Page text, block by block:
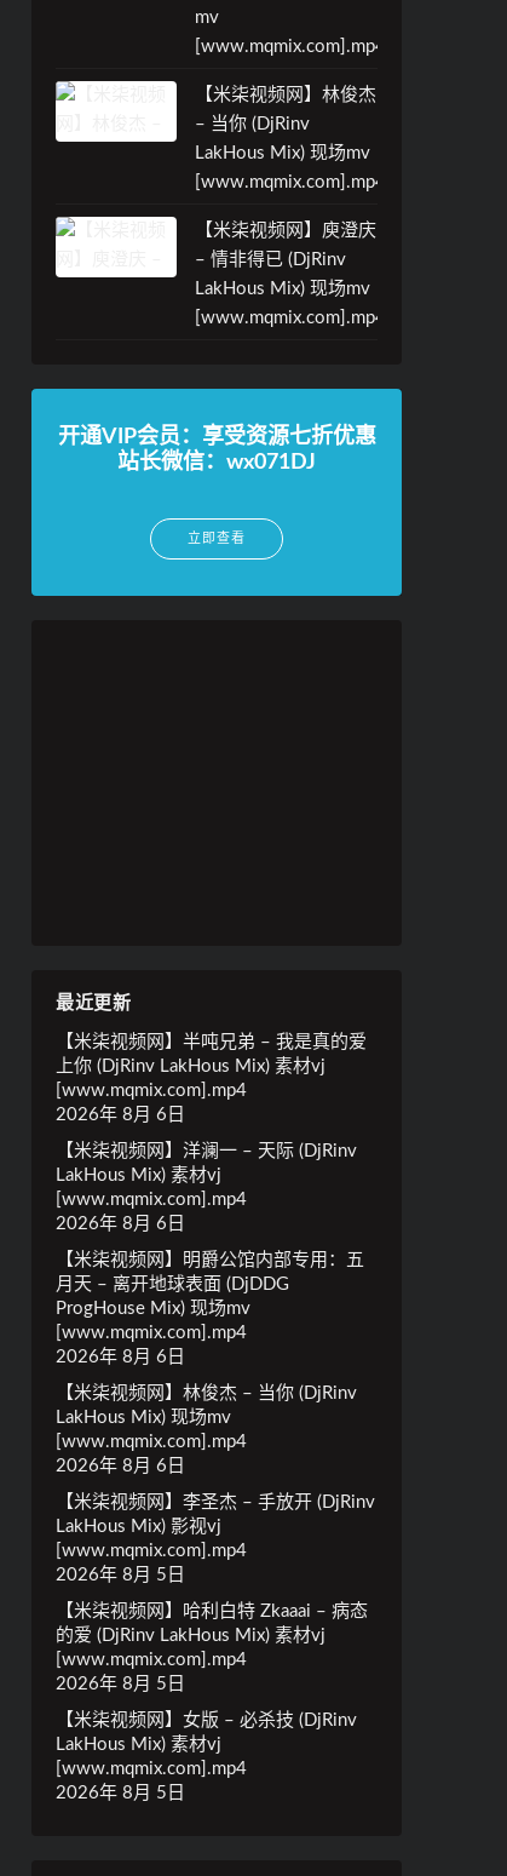
mv
[www.mqmix.com].mp4
【米柒视频网】林俊杰
– 当你 (DjRinv
LakHous Mix) 现场mv
[www.mqmix.com].mp4
【米柒视频网】庾澄庆
– 情非得已 (DjRinv
LakHous Mix) 现场mv
[www.mqmix.com].mp4
开通VIP会员：享受资源七折优惠
站长微信：wx071DJ
立即查看
最近更新
【米柒视频网】半吨兄弟 – 我是真的爱
上你 (DjRinv LakHous Mix) 素材vj
[www.mqmix.com].mp4
2026年 8月 6日
【米柒视频网】洋澜一 – 天际 (DjRinv
LakHous Mix) 素材vj
[www.mqmix.com].mp4
2026年 8月 6日
【米柒视频网】明爵公馆内部专用：五
月天 – 离开地球表面 (DjDDG
ProgHouse Mix) 现场mv
[www.mqmix.com].mp4
2026年 8月 6日
【米柒视频网】林俊杰 – 当你 (DjRinv
LakHous Mix) 现场mv
[www.mqmix.com].mp4
2026年 8月 6日
【米柒视频网】李圣杰 – 手放开 (DjRinv
LakHous Mix) 影视vj
[www.mqmix.com].mp4
2026年 8月 5日
【米柒视频网】哈利白特 Zkaaai – 病态
的爱 (DjRinv LakHous Mix) 素材vj
[www.mqmix.com].mp4
2026年 8月 5日
【米柒视频网】女版 – 必杀技 (DjRinv
LakHous Mix) 素材vj
[www.mqmix.com].mp4
2026年 8月 5日